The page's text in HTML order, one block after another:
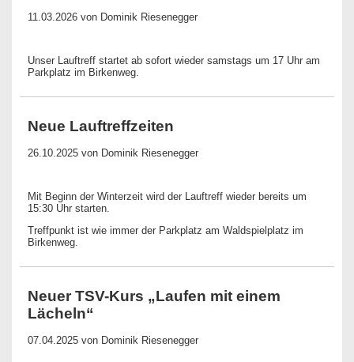
11.03.2026 von Dominik Riesenegger
Unser Lauftreff startet ab sofort wieder samstags um 17 Uhr am
Parkplatz im Birkenweg.
Neue Lauftreffzeiten
26.10.2025 von Dominik Riesenegger
Mit Beginn der Winterzeit wird der Lauftreff wieder bereits um
15:30 Uhr starten.
Treffpunkt ist wie immer der Parkplatz am Waldspielplatz im
Birkenweg.
Neuer TSV-Kurs „Laufen mit einem
Lächeln“
07.04.2025 von Dominik Riesenegger